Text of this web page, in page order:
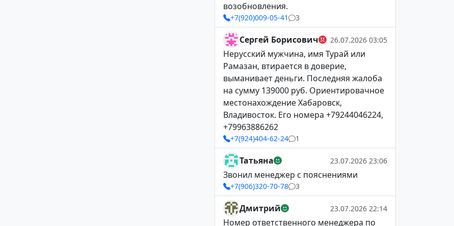
возобновления.
+7(920)009-05-41 3
Сергей Борисович 26.07.2026 03:05
Нерусский мужчина, имя Турай или
Рамазан, втирается в доверие,
выманивает деньги. Последняя жалоба
на сумму 139000 руб. Ориентировачное
местонахождение Хабаровск,
Владивосток. Его номера +79244046224,
+79963886262
+7(924)404-62-24 1
Татьяна 23.07.2026 23:06
Звонил менеджер с пояснениями
+7(906)320-70-78 3
Дмитрий 23.07.2026 22:14
Номер ответственного менеджера по